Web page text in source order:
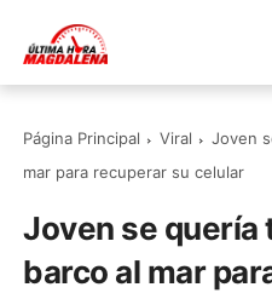
Página Principal Viral
Joven
mar para recuperar su celular
Joven se quería
barco al mar